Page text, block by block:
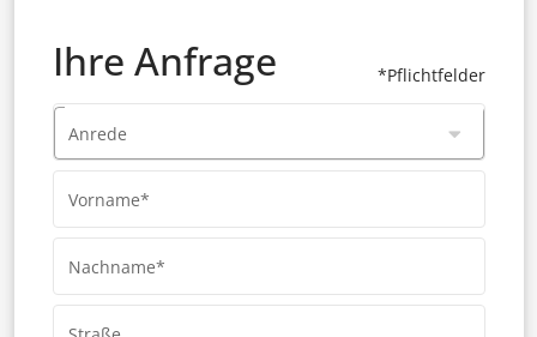
*Pflichtfelder
Ihre Anfrage
Anrede
Vorname*
Nachname*